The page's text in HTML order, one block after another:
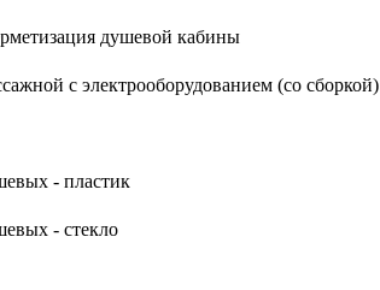
душевой кабины
с электрооборудованием (со сборкой)
- пластик
- стекло